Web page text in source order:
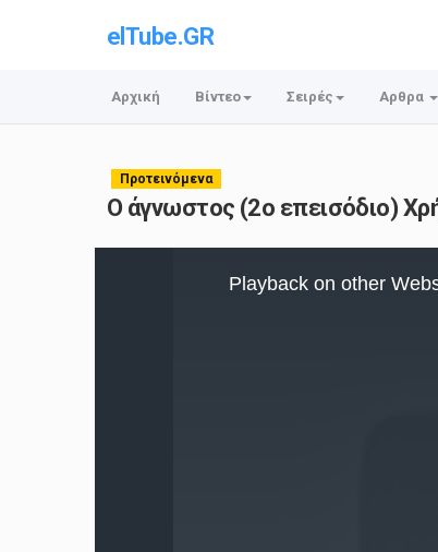
elTube.GR
Αρχική Βίντεο Σειρές Αρθρα
Προτεινόμενα
Ο άγνωστος (2ο επεισόδιο)
Playback on other